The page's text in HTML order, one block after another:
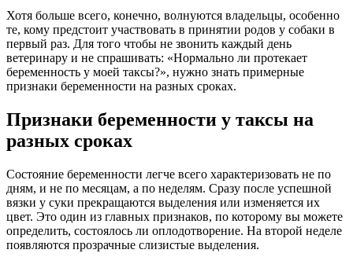
Хотя больше всего, конечно, волнуются владельцы, особенно
те, кому предстоит участвовать в принятии родов у собаки в
первый раз. Для того чтобы не звонить каждый день
ветеринару и не спрашивать: «Нормально ли протекает
беременность у моей таксы?», нужно знать примерные
признаки беременности на разных сроках.
Признаки беременности у таксы на
разных сроках
Состояние беременности легче всего характеризовать не по
дням, и не по месяцам, а по неделям. Сразу после успешной
вязки у суки прекращаются выделения или изменяется их
цвет. Это один из главных признаков, по которому вы можете
определить, состоялось ли оплодотворение. На второй неделе
появляются прозрачные слизистые выделения.